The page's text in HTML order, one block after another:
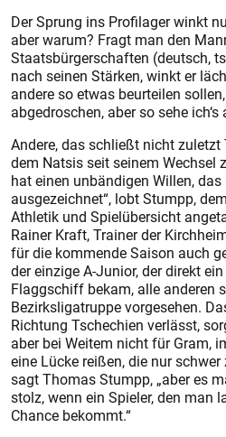
Der Sprung ins Profilager winkt
aber warum? Fragt man den
Staatsbürgerschaften (deutsch,
nach seinen Stärken, winkt er
andere so etwas beurteilen
abgedroschen, aber so sehe
Andere, das schließt nicht
dem Nat­sis seit seinem Wechsel
hat einen unbändigen Willen,
ausgezeichnet“, lobt Stumpp,
Athletik und Spielübersicht
Rainer Kraft, Trainer der
für die kommende Saison auch
der einzige A-Junior, der direkt
Flaggschiff bekam, alle anderen
Bezirksligatruppe vorgesehen.
Richtung Tschechien verlässt,
aber bei Weitem nicht für Gram,
eine Lücke reißen, die nur
sagt Thomas Stumpp, „aber es
stolz, wenn ein Spieler, den man
Chance bekommt.“